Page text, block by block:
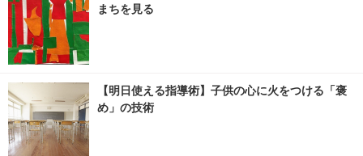
まちを見る
【明日使える指導術】子供の心に火をつける「褒
め」の技術